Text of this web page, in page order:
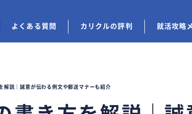
よくある質問 カリクルの評判 就活攻略
解説｜誠意が伝わる例文や郵送マナーも紹介